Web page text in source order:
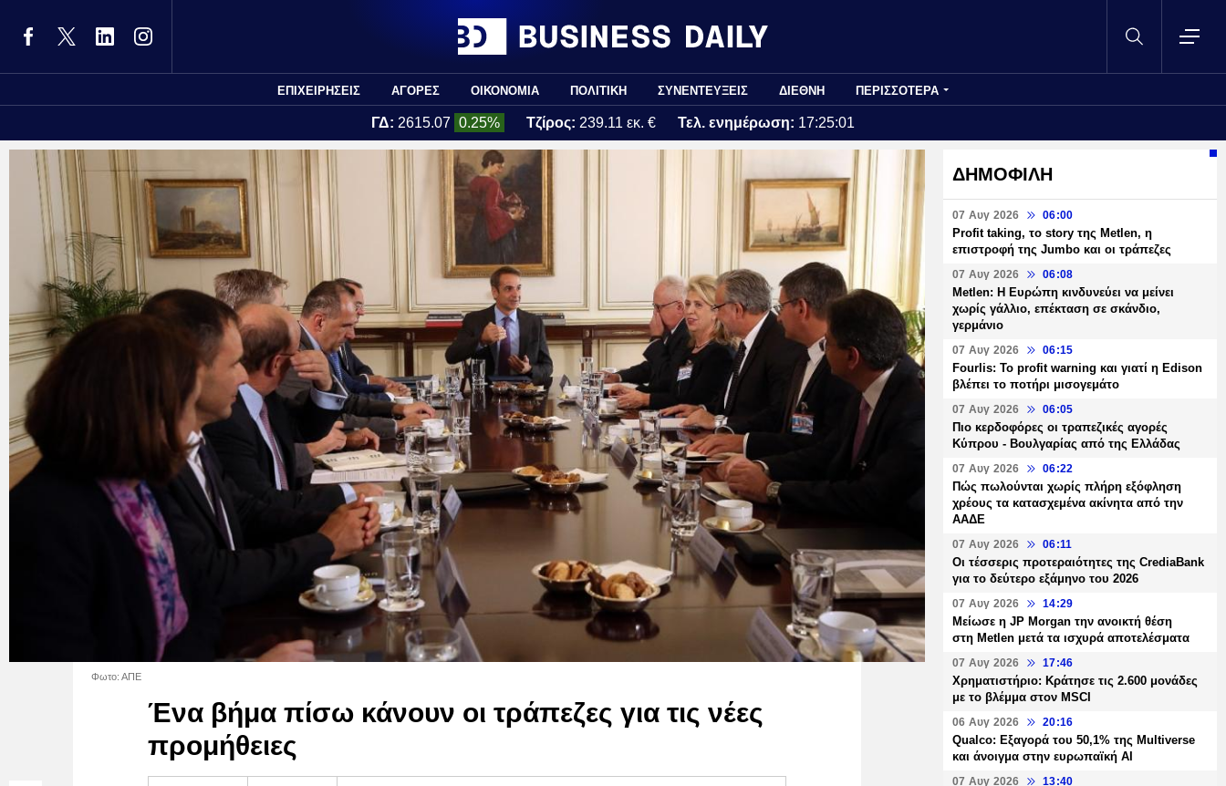
ΕΠΙΧΕΙΡΗΣΕΙΣ ΑΓΟΡΕΣ ΟΙΚΟΝΟΜΙΑ ΠΟΛΙΤΙΚΗ ΣΥΝΕΝΤΕΥΞΕΙΣ ΔΙΕΘΝΗ ΠΕΡΙΣΣΟΤΕΡΑ
ΓΔ: 2615.07 0.25% Τζίρος: 239.11 εκ. € Τελ. ενημέρωση: 17:25:01
Φωτο: ΑΠΕ
Ένα βήμα πίσω κάνουν οι τράπεζες για τις νέες
προμήθειες
ΔΗΜΟΦΙΛΗ
07 Αυγ 2026 06:00
Profit taking, το story της Metlen, η
επιστροφή της Jumbo και οι τράπεζες
07 Αυγ 2026 06:08
Metlen: Η Ευρώπη κινδυνεύει να μείνει
χωρίς γάλλιο, επέκταση σε σκάνδιο,
γερμάνιο
07 Αυγ 2026 06:15
Fourlis: Το profit warning και γιατί η Edison
βλέπει το ποτήρι μισογεμάτο
07 Αυγ 2026 06:05
Πιο κερδοφόρες οι τραπεζικές αγορές
Κύπρου - Βουλγαρίας από της Ελλάδας
07 Αυγ 2026 06:22
Πώς πωλούνται χωρίς πλήρη εξόφληση
χρέους τα κατασχεμένα ακίνητα από την
ΑΑΔΕ
07 Αυγ 2026 06:11
Οι τέσσερις προτεραιότητες της CrediaBank
για το δεύτερο εξάμηνο του 2026
07 Αυγ 2026 14:29
Μείωσε η JP Morgan την ανοικτή θέση
στη Metlen μετά τα ισχυρά αποτελέσματα
07 Αυγ 2026 17:46
Χρηματιστήριο: Κράτησε τις 2.600 μονάδες
με το βλέμμα στον MSCI
06 Αυγ 2026 20:16
Qualco: Εξαγορά του 50,1% της Multiverse
και άνοιγμα στην ευρωπαϊκή AI
07 Αυγ 2026 13:40